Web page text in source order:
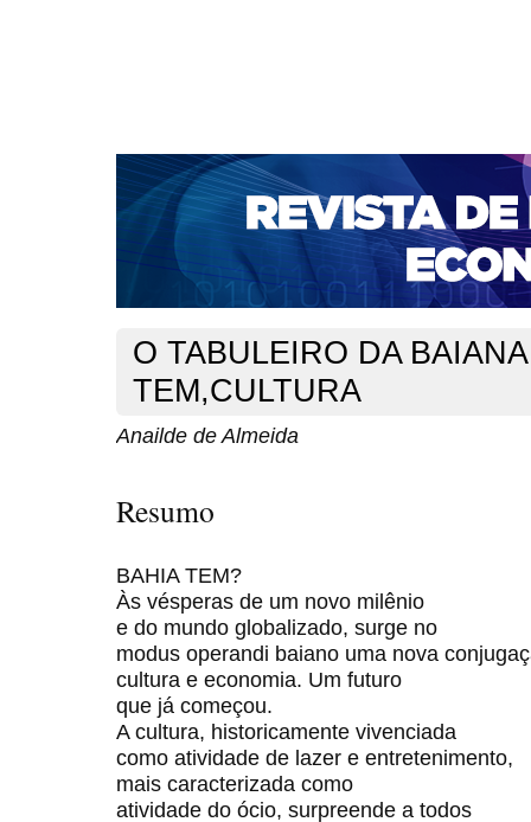
CAPA SOBRE ACESSO CADASTRO
NOTÍCIAS
PORTAL DE REVISTAS DA UNIFACS
BASES DE DADOS E INDEXADORES
Capa v. 2, n. 3 (2000) > Almeida
O TABULEIRO DA BAIANA
TEM,CULTURA
Anailde de Almeida
Resumo
BAHIA TEM?
Às vésperas de um novo milênio
e do mundo globalizado, surge no
modus operandi baiano uma nova
cultura e economia. Um futuro
que já começou.
A cultura, historicamente vivenciada
como atividade de lazer e entretenimento,
mais caracterizada como
atividade do ócio, surpreende a todos